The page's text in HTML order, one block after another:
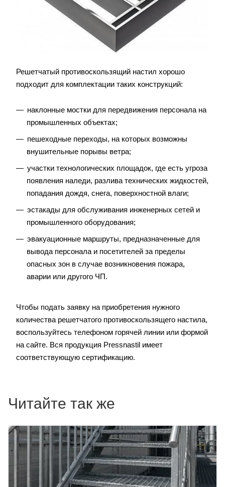
Решетчатый противоскользящий настил хорошо
подходит для комплектации таких конструкций:
наклонные мостки для передвижения персонала на
промышленных объектах;
пешеходные переходы, на которых возможны
внушительные порывы ветра;
участки технологических площадок, где есть угроза
появления наледи, разлива технических жидкостей,
попадания дождя, снега, поверхностной влаги;
эстакады для обслуживания инженерных сетей и
промышленного оборудования;
эвакуационные маршруты, предназначенные для
вывода персонала и посетителей за пределы
опасных зон в случае возникновения пожара,
аварии или другого ЧП.
Чтобы подать заявку на приобретения нужного
количества решетчатого противоскользящего настила,
воспользуйтесь телефоном горячей линии или формой
на сайте. Вся продукция Pressnastil имеет
соответствующую сертификацию.
Читайте так же